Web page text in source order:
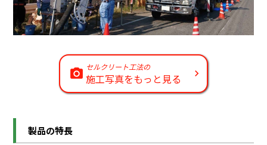
セルクリート工法の
施工写真をもっと見る
製品の特長